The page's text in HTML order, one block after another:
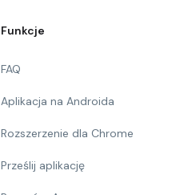
Funkcje
FAQ
Aplikacja na Androida
Rozszerzenie dla Chrome
Prześlij aplikację